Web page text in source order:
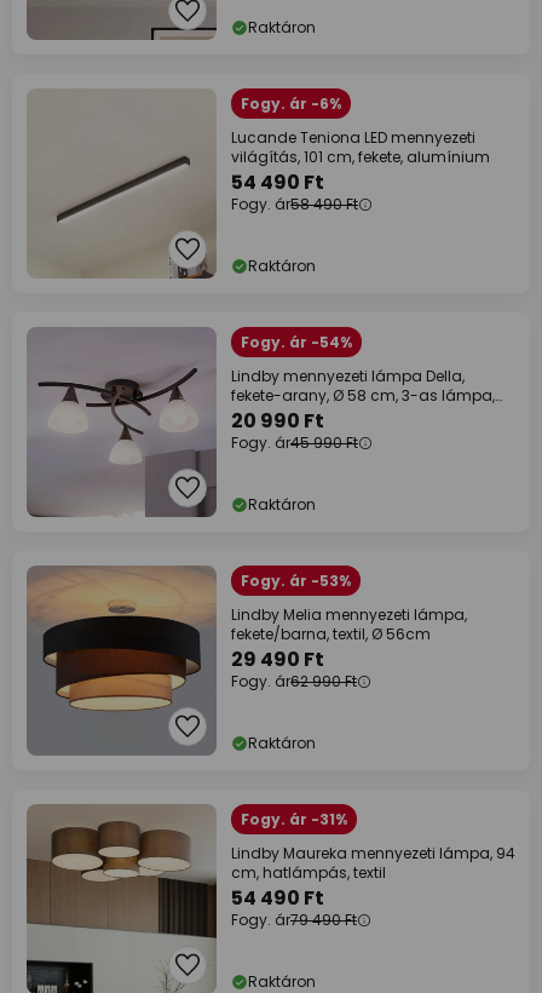
Raktáron
Fogy. ár -6%
Lucande Teniona LED mennyezeti
világítás, 101 cm, fekete, alumínium
54 490 Ft
Fogy. ár58 490 Ft
Raktáron
Fogy. ár -54%
Lindby mennyezeti lámpa Della,
fekete-arany, Ø 58 cm, 3-as lámpa,
E14
20 990 Ft
Fogy. ár45 990 Ft
Raktáron
Fogy. ár -53%
Lindby Melia mennyezeti lámpa,
fekete/barna, textil, Ø 56cm
29 490 Ft
Fogy. ár62 990 Ft
Raktáron
Fogy. ár -31%
Lindby Maureka mennyezeti lámpa, 94
cm, hatlámpás, textil
54 490 Ft
Fogy. ár79 490 Ft
Raktáron